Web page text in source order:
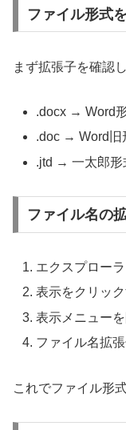
ファイル形式
まず拡張子を確認
.docx → Word
.doc → Word旧
.jtd → 一太郎形
ファイル名の
エクスプローラ
表示をクリッ
表示メニューを
ファイル名拡
これでファイル形